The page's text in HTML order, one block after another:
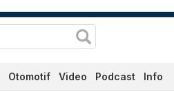
Otomotif Video Podcast Info